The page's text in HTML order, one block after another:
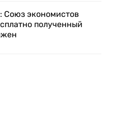
Союз экономистов
полученный